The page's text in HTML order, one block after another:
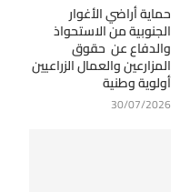
حماية أراضي الأغوار
الجنوبية من الاستحواذ
والدفاع عن حقوق
المزارعين والعمال الزراعيين
أولوية وطنية
30/07/2026